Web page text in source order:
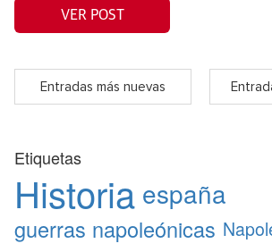
VER POST
Entradas más nuevas
Etiquetas
Historia españa
guerras napoleónicas